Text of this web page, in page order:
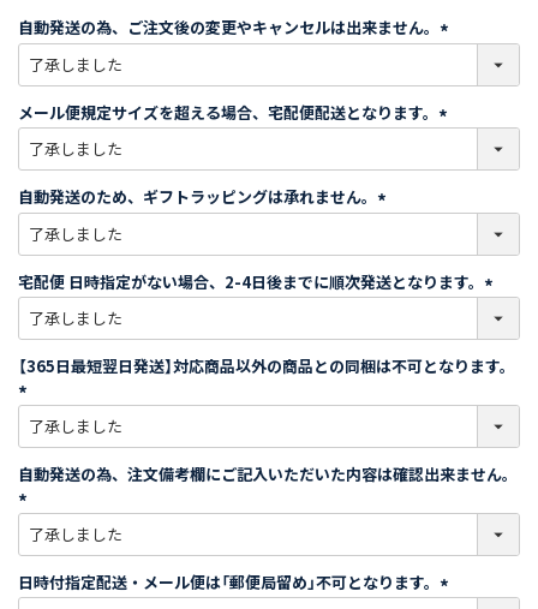
自動発送の為、ご注文後の変更やキャンセルは出来ません。
必
)
メール便規定サイズを超える場合、宅配便配送となります。
必
)
自動発送のため、ギフトラッピングは承れません。
必
須
)
宅配便 日時指定がない場合、2-4日後までに順次発送となります。
必
須
)
【365日最短翌日発送】対応商品以外の商品との同梱は不可となります。
必
須
)
自動発送の為、注文備考欄にご記入いただいた内容は確認出来ません。
必
須
)
日時付指定配送・メール便は「郵便局留め」不可となります。